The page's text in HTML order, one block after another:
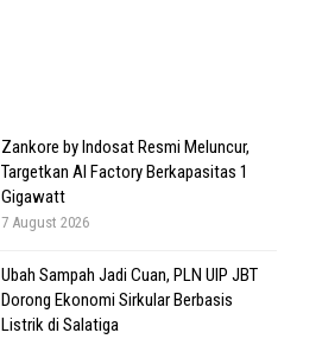
Zankore by Indosat Resmi Meluncur,
Targetkan AI Factory Berkapasitas 1
Gigawatt
7 August 2026
Ubah Sampah Jadi Cuan, PLN UIP JBT
Dorong Ekonomi Sirkular Berbasis
Listrik di Salatiga